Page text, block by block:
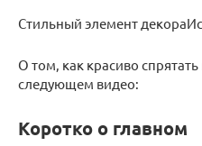
Стильный элемент
О том, как красиво
следующем видео:
Коротко о главном